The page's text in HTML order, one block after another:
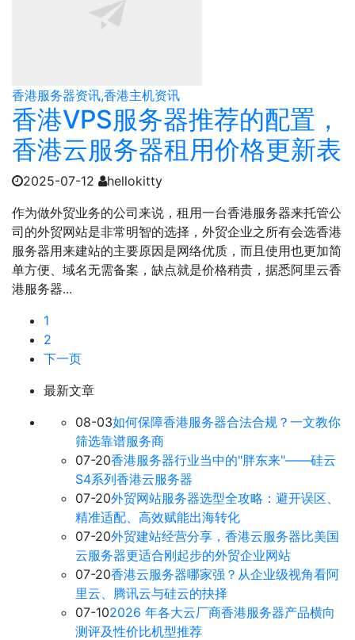
香港服务器资讯,香港主机资讯
香港VPS服务器推荐的配置，
香港云服务器租用价格更新表
2025-07-12
hellokitty
作为做外贸业务的公司来说，租用一台香港服务器来托管公
司的外贸网站是非常明智的选择，外贸企业之所有会选香港
服务器用来建站的主要原因是网络优质，而且使用也更加简
单方便、域名无需备案，缺点就是价格稍贵，据悉阿里云香
港服务器...
1
2
下一页
最新文章
08-03如何保障香港服务器合法合规？一文教你
筛选靠谱服务商
07-20香港服务器行业当中的"胖东来"——硅云
S4系列香港云服务器
07-20外贸网站服务器选型全攻略：避开误区、
精准适配、高效赋能出海转化
07-20外贸建站经营分享，香港云服务器比美国
云服务器更适合刚起步的外贸企业网站
07-20香港云服务器哪家强？从企业级视角看阿
里云、腾讯云与硅云的抉择
07-102026 年各大云厂商香港服务器产品横向
测评及性价比机型推荐